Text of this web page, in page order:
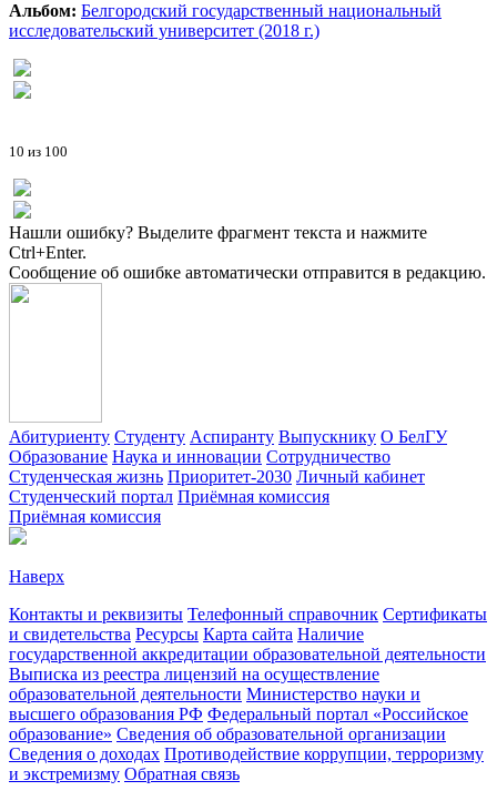
Альбом: Белгородский государственный национальный
исследовательский университет (2018 г.)
10 из 100
Нашли ошибку? Выделите фрагмент текста и нажмите
Ctrl+Enter.
Сообщение об ошибке автоматически отправится в редакцию.
Абитуриенту Студенту Аспиранту Выпускнику О БелГУ
Образование Наука и инновации Сотрудничество
Студенческая жизнь Приоритет-2030 Личный кабинет
Студенческий портал Приёмная комиссия
Приёмная комиссия
Наверх
Контакты и реквизиты Телефонный справочник Сертификаты
и свидетельства Ресурсы Карта сайта Наличие
государственной аккредитации образовательной деятельности
Выписка из реестра лицензий на осуществление
образовательной деятельности Министерствo науки и
высшего образования РФ Федеральный портал «Российское
образование» Сведения об образовательной организации
Сведения о доходах Противодействие коррупции, терроризму
и экстремизму Обратная связь